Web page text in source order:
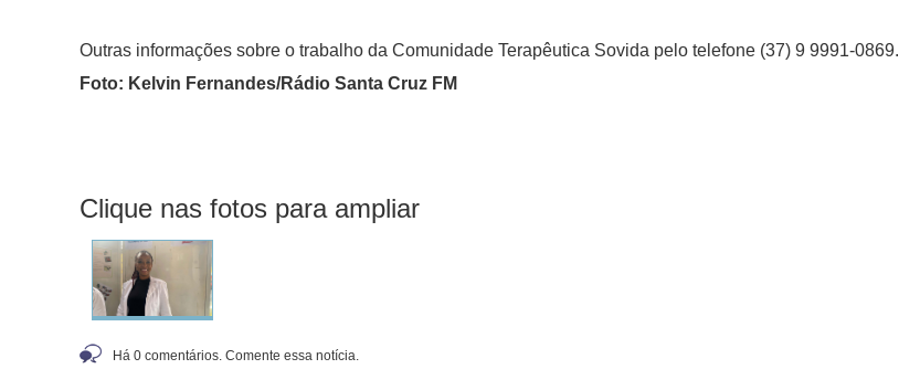
Outras informações sobre o trabalho da Comunidade Terapêutica Sovida pelo telefone (37) 9 9991-0869.
Foto: Kelvin Fernandes/Rádio Santa Cruz FM
Clique nas fotos para ampliar
Há 0 comentários. Comente essa notícia.